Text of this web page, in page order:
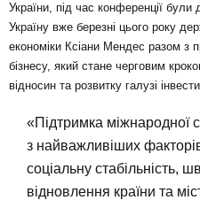
України, під час конференції були
Україну вже березні цього року
економіки Ксіани Мендес разом з
бізнесу, який стане черговим
відносин та розвитку галузі
«Підтримка міжнародної
з найважливіших
соціальну стабільність,
відновлення країни та